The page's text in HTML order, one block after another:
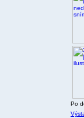
Po